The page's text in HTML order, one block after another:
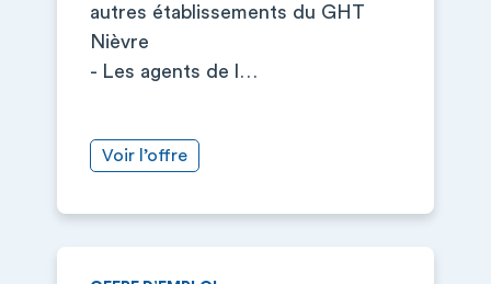
autres établissements du GHT
Nièvre
- Les agents de l…
Voir l’offre